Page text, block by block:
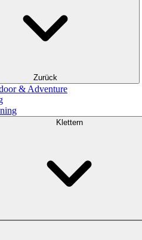
Zurück
& Adventure
Klettern